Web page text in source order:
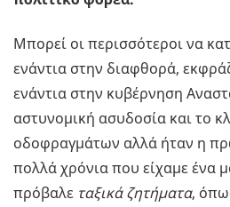
Μπορεί οι περισσότεροι να
ενάντια στην διαφθορά,
ενάντια στην κυβέρνηση
αστυνομική ασυδοσία και το
οδοφραγμάτων αλλά ήταν η
πολλά χρόνια που είχαμε ένα
πρόβαλε ταξικά ζητήματα,